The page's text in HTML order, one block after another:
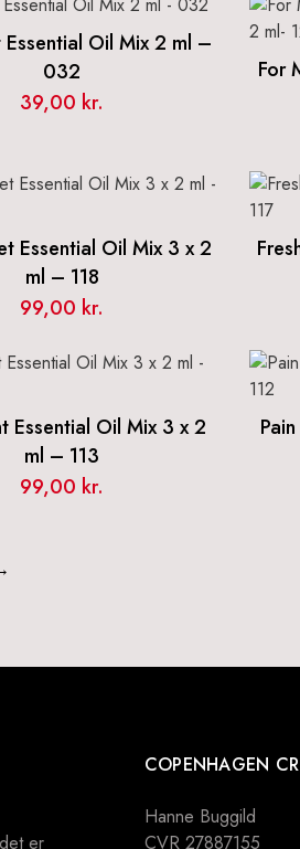
Essential Oil Mix 2 ml –
032
39,00 kr.
For
Essential Oil Mix 3 x 2
ml – 118
99,00 kr.
Essential Oil Mix 3 x 2
ml – 113
99,00 kr.
er
COPENHAGEN
Hanne Buggild
CVR 27887155